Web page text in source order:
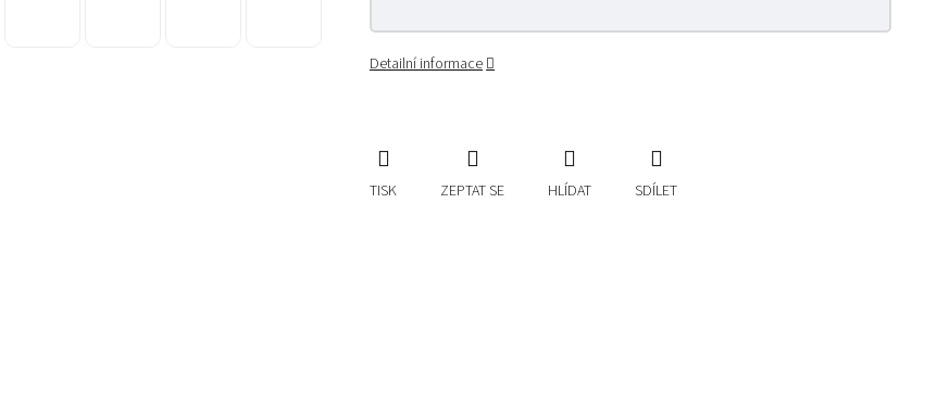
Detailní informace
TISK ZEPTAT SE HLÍDAT SDÍLET